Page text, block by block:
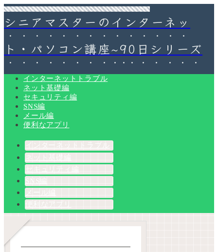
90日チャレンジ！シニアのためのパソコン・インターネット入門
シニアマスターのインターネッ
ト・パソコン講座~90日シリーズ
インターネットトラブル
ネット基礎編
セキュリティ編
SNS編
メール編
便利なアプリ